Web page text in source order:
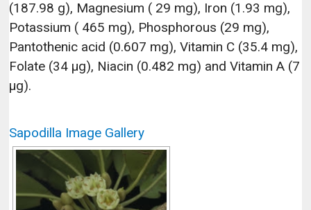
(187.98 g), Magnesium ( 29 mg), Iron (1.93 mg),
Potassium ( 465 mg), Phosphorous (29 mg),
Pantothenic acid (0.607 mg), Vitamin C (35.4 mg),
Folate (34 µg), Niacin (0.482 mg) and Vitamin A (7
µg).
Sapodilla Image Gallery